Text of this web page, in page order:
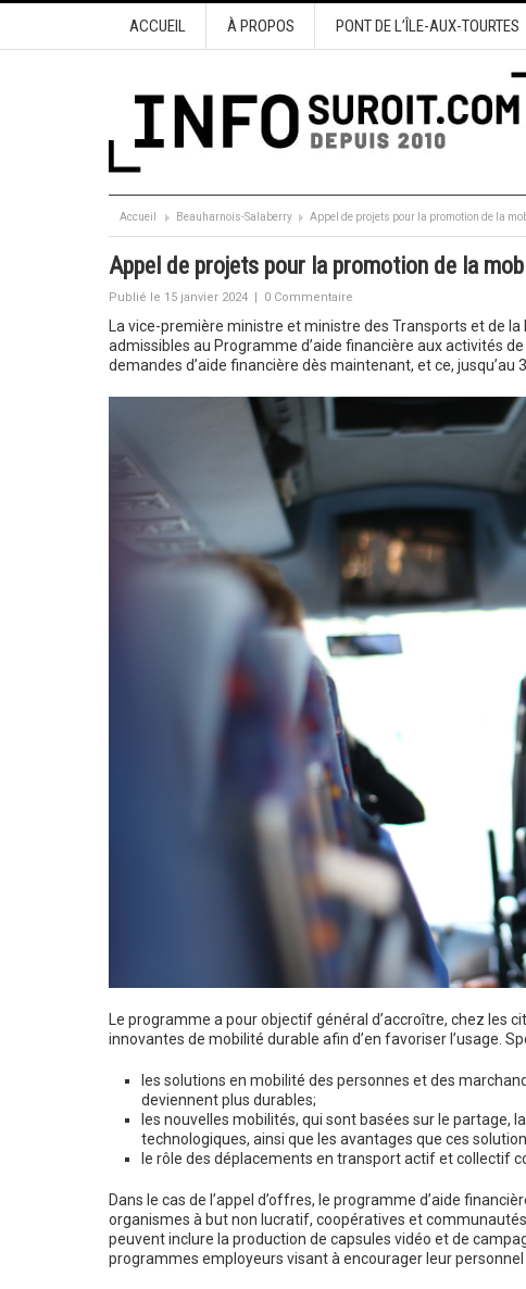
ACCUEIL À PROPOS PONT DE L’ÎLE-AUX-TOURTES
Accueil Beauharnois-Salaberry Appel de projets pour la promotion de la
Appel de projets pour la promotion de la
Publié le 15 janvier 2024 | 0 Commentaire
La vice-première ministre et ministre des Transports et de
admissibles au Programme d’aide financière aux activités
demandes d’aide financière dès maintenant, et ce, jusqu’au
Le programme a pour objectif général d’accroître, chez les
innovantes de mobilité durable afin d’en favoriser l’usage.
les solutions en mobilité des personnes et des
deviennent plus durables;
les nouvelles mobilités, qui sont basées sur le partage,
technologiques, ainsi que les avantages que ces
le rôle des déplacements en transport actif et collectif
Dans le cas de l’appel d’offres, le programme d’aide
organismes à but non lucratif, coopératives et
peuvent inclure la production de capsules vidéo et de
programmes employeurs visant à encourager leur